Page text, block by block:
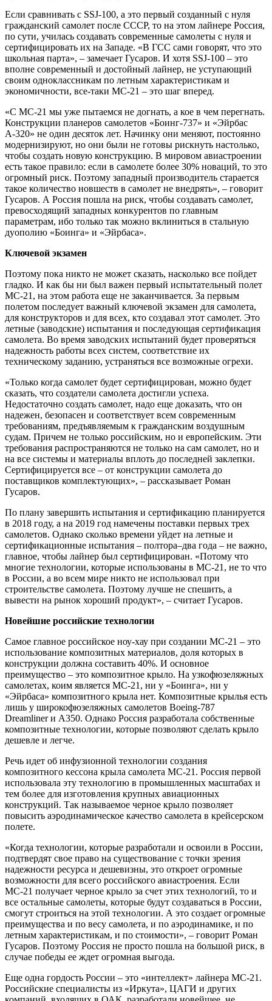
Если сравнивать c SSJ-100, а это первый созданный с нуля
гражданский самолет после СССР, то на этом лайнере Россия,
по сути, училась создавать современные самолеты с нуля и
сертифицировать их на Западе. «В ГСС сами говорят, что это
школьная парта», – замечает Гусаров. И хотя SSJ-100 – это
вполне современный и достойный лайнер, не уступающий
своим одноклассникам по летным характеристикам и
экономичности, все-таки МС-21 – это шаг вперед.
«С МС-21 мы уже пытаемся не догнать, а кое в чем перегнать.
Конструкции планеров самолетов «Боинг-737» и «Эйрбас
А-320» не один десяток лет. Начинку они меняют, постоянно
модернизируют, но они были не готовы рискнуть настолько,
чтобы создать новую конструкцию. В мировом авиастроении
есть такое правило: если в самолете более 30% новаций, то это
огромный риск. Поэтому западный производитель старается
такое количество новшеств в самолет не внедрять», – говорит
Гусаров. А Россия пошла на риск, чтобы создавать самолет,
превосходящий западных конкурентов по главным
параметрам, ибо только так можно вклиниться в стальную
дуополию «Боинга» и «Эйрбаса».
Ключевой экзамен
Поэтому пока никто не может сказать, насколько все пойдет
гладко. И как бы ни был важен первый испытательный полет
МС-21, на этом работа еще не заканчивается. За первым
полетом последует важный ключевой экзамен для самолета,
для конструкторов и для всех, кто создавал этот самолет. Это
летные (заводские) испытания и последующая сертификация
самолета. Во время заводских испытаний будет проверяться
надежность работы всех систем, соответствие их
техническому заданию, устраняться все возможные огрехи.
«Только когда самолет будет сертифицирован, можно будет
сказать, что создатели самолета достигли успеха.
Недостаточно создать самолет, надо еще доказать, что он
надежен, безопасен и соответствует всем современным
требованиям, предъявляемым к гражданским воздушным
судам. Причем не только российским, но и европейским. Эти
требования распространяются не только на сам самолет, но и
на все системы и материалы вплоть до последней заклепки.
Сертифицируется все – от конструкции самолета до
поставщиков комплектующих», – рассказывает Роман
Гусаров.
По плану завершить испытания и сертификацию планируется
в 2018 году, а на 2019 год намечены поставки первых трех
самолетов. Однако сколько времени уйдет на летные и
сертификационные испытания – полтора–два года – не важно,
главное, чтобы лайнер был сертифицирован. «Потому что
многие технологии, которые использованы в МС-21, не то что
в России, а во всем мире никто не использовал при
строительстве самолета. Поэтому лучше не спешить, а
вывести на рынок хороший продукт», – считает Гусаров.
Новейшие российские технологии
Самое главное российское ноу-хау при создании МС-21 – это
использование композитных материалов, доля которых в
конструкции должна составить 40%. И основное
преимущество – это композитное крыло. На узкофюзеляжных
самолетах, коим является МС-21, ни у «Боинга», ни у
«Эйрбаса» композитного крыла нет. Композитные крылья есть
лишь у широкофюзеляжных самолетов Boeing-787
Dreamliner и А350. Однако Россия разработала собственные
композитные технологии, которые позволяют сделать крыло
дешевле и легче.
Речь идет об инфузионной технологии создания
композитного кессона крыла самолета МС-21. Россия первой
использовала эту технологию в промышленных масштабах и
тем более для изготовления крупных авиационных
конструкций. Так называемое черное крыло позволяет
повысить аэродинамическое качество самолета в крейсерском
полете.
«Когда технологии, которые разработали и освоили в России,
подтвердят свое право на существование с точки зрения
надежности ресурса и дешевизны, это откроет огромные
возможности для всего российского авиастроения. Если
МС-21 получает черное крыло за счет этих технологий, то и
все остальные самолеты, которые будут создаваться в России,
смогут строиться на этой технологии. А это создает огромные
преимущества и по весу самолета, и по аэродинамике, и по
летным характеристикам, и по стоимости», – говорит Роман
Гусаров. Поэтому Россия не просто пошла на большой риск, в
случае победы ее ждет огромная выгода.
Еще одна гордость России – это «интеллект» лайнера МС-21.
Российские специалисты из «Иркута», ЦАГИ и других